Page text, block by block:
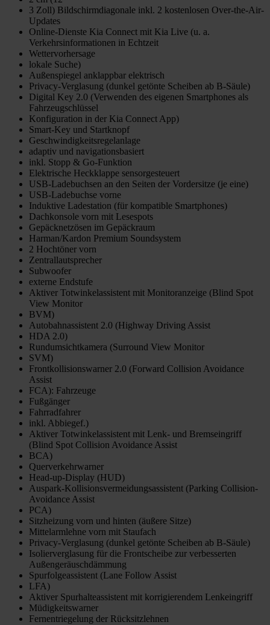
3 Zoll) Bildschirmdiagonale inkl. 2 kostenlosen Over-the-Air-
Updates
Online-Dienste Kia Connect mit Kia Live (u. a.
Verkehrsinformationen in Echtzeit
Wettervorhersage
lokale Suche)
Außenspiegel anklappbar elektrisch
Privacy-Verglasung (dunkel getönte Scheiben ab B-Säule)
Digital Key 2.0 (Verwenden des eigenen Smartphones als
Fahrzeugschlüssel
Konfiguration in der Kia Connect App)
Smart-Key und Startknopf
Geschwindigkeitsregelanlage
adaptiv und navigationsbasiert
inkl. Stopp & Go-Funktion
Elektrische Heckklappe sensorgesteuert
USB-Ladebuchsen an den Seiten der Vordersitze (je eine)
USB-Ladebuchse vorne
Induktive Ladestation (für kompatible Smartphones)
Dachkonsole vorn mit Lesespots
Gepäcknetzösen im Gepäckraum
Harman/Kardon Premium Soundsystem
2 Hochtöner vorn
Zentrallautsprecher
Subwoofer
externe Endstufe
Aktiver Totwinkelassistent mit Monitoranzeige (Blind Spot
View Monitor
BVM)
Autobahnassistent 2.0 (Highway Driving Assist
HDA 2.0)
Rundumsichtkamera (Surround View Monitor
SVM)
Frontkollisionswarner 2.0 (Forward Collision Avoidance
Assist
FCA): Fahrzeuge
Fußgänger
Fahrradfahrer
inkl. Abbiegef.)
Aktiver Totwinkelassistent mit Lenk- und Bremseingriff
(Blind Spot Collision Avoidance Assist
BCA)
Querverkehrwarner
Head-up-Display (HUD)
Auspark-Kollisionsvermeidungsassistent (Parking Collision-
Avoidance Assist
PCA)
Sitzheizung vorn und hinten (äußere Sitze)
Mittelarmlehne vorn mit Staufach
Privacy-Verglasung (dunkel getönte Scheiben ab B-Säule)
Isolierverglasung für die Frontscheibe zur verbesserten
Außengeräuschdämmung
Spurfolgeassistent (Lane Follow Assist
LFA)
Aktiver Spurhalteassistent mit korrigierendem Lenkeingriff
Müdigkeitswarner
Fernentriegelung der Rücksitzlehnen